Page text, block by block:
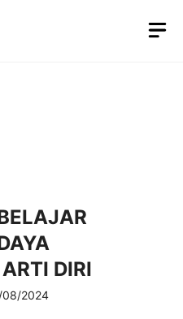
DIRI
08/2024